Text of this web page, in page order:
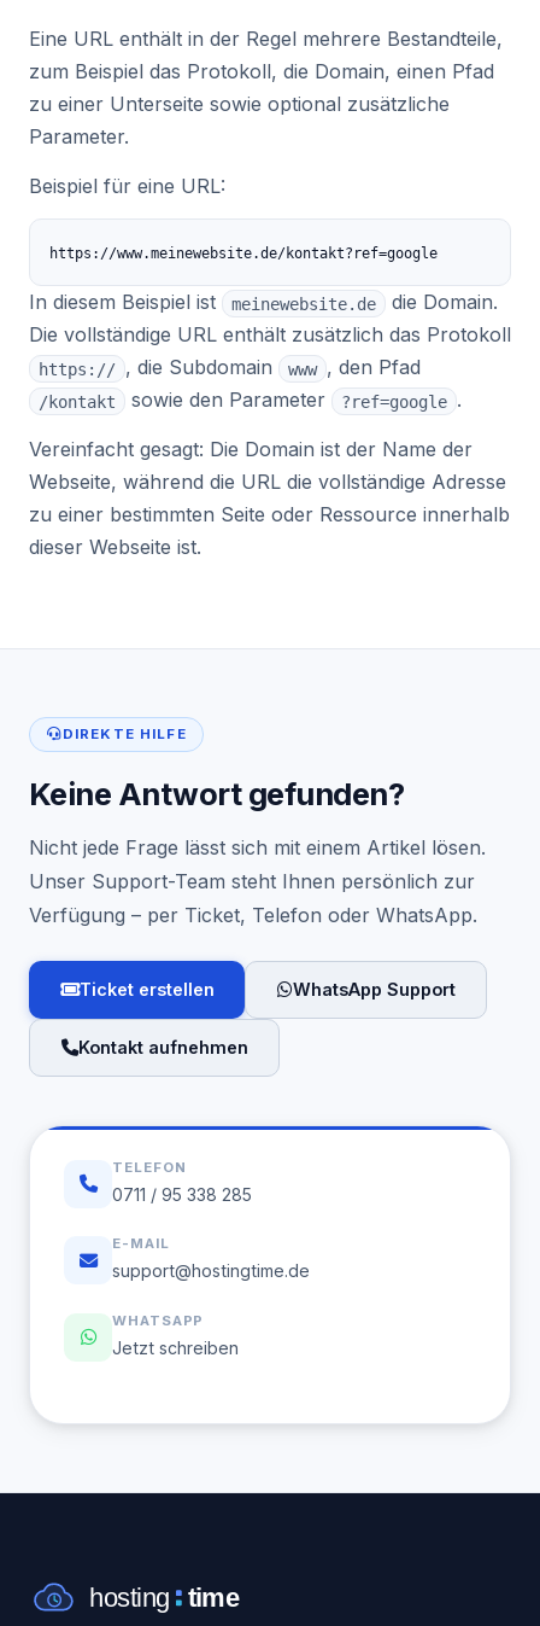
Eine URL enthält in der Regel mehrere Bestandteile,
zum Beispiel das Protokoll, die Domain, einen Pfad
zu einer Unterseite sowie optional zusätzliche
Parameter.
Beispiel für eine URL:
https://www.meinewebsite.de/kontakt?ref=google
In diesem Beispiel ist meinewebsite.de
die Domain.
Die vollständige URL enthält zusätzlich das Protokoll
https:// , die Subdomain www , den Pfad
/kontakt sowie den Parameter ?ref=google .
Vereinfacht gesagt: Die Domain ist der Name der
Webseite, während die URL die vollständige Adresse
zu einer bestimmten Seite oder Ressource innerhalb
dieser Webseite ist.
DIREKTE HILFE
Keine Antwort gefunden?
Nicht jede Frage lässt sich mit einem Artikel lösen.
Unser Support-Team steht Ihnen persönlich zur
Verfügung – per Ticket, Telefon oder WhatsApp.
Ticket erstellen WhatsApp Support
Kontakt aufnehmen
TELEFON
0711 / 95 338 285
E-MAIL
support@hostingtime.de
WHATSAPP
Jetzt schreiben